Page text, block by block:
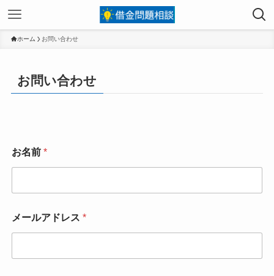
ホーム お問い合わせ
お問い合わせ
お名前 *
メールアドレス *